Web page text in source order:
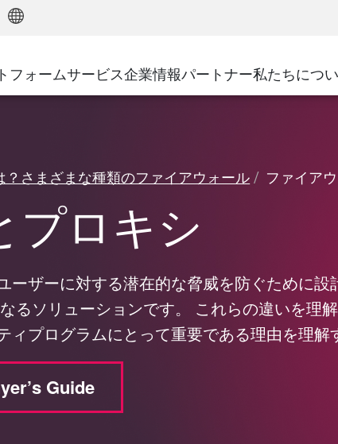
SASE
ン
地方自治体
通信事業者/サービス プロバイダ
フォームサービス企業情報イベント&ウェビナー
パートナー
Google Cloud Platform
私たちにつ
？さまざまな種類のファイアウォール ファイア
プロキシ
ザーに対する潜在的な脅威を防ぐために設
るソリューションです。 これらの違いを理
プログラムにとって重要である理由を理解
Guide